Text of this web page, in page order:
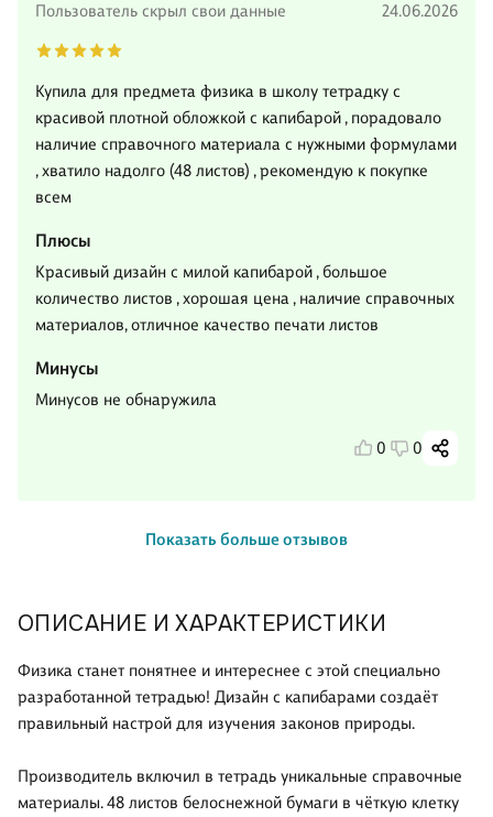
ОПИСАНИЕ И ХАРАКТЕРИСТИКИ
Физика станет понятнее и интереснее с этой специально
разработанной тетрадью! Дизайн с капибарами создаёт
правильный настрой для изучения законов природы.
Производитель включил в тетрадь уникальные справочные
материалы. 48 листов белоснежной бумаги в чёткую клетку
Пользователь скрыл свои данные 24.06.2026
Купила для предмета физика в школу тетрадку с
красивой плотной обложкой с капибарой , порадовало
наличие справочного материала с нужными формулами
, хватило надолго (48 листов) , рекомендую к покупке
всем
Плюсы
Красивый дизайн с милой капибарой , большое
количество листов , хорошая цена , наличие справочных
материалов, отличное качество печати листов
Минусы
Минусов не обнаружила
0 0
Показать больше отзывов